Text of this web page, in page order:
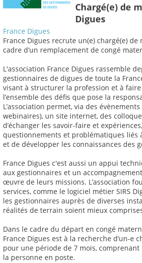
Chargé(e) de
Digues
France Digues
France Digues recrute un(e) chargé(e) de
cadre d’un remplacement de congé
L'association France Digues rassemble
gestionnaires de digues de toute la
visant à structurer la profession et à
l’ensemble des défis que pose la
L’association permet, via des
webinaires), un site internet, des
d’échanger les savoir-faire et
questionnements et problématiques liés
et de développer les connaissances des
France Digues c'est aussi un appui
aux gestionnaires et un
œuvre de leurs missions. L’association
services, comme le logiciel métier SIRS
les gestionnaires auprès de diverses
réalités de terrain soient mieux
Dans le cadre du départ en congé
France Digues est à la recherche d’un-e
pour une période de 7 mois, comprenant
la personne en poste.